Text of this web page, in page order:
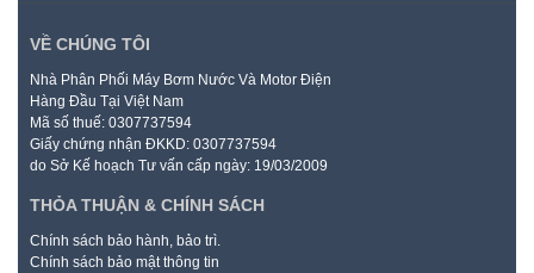
VỀ CHÚNG TÔI
Nhà Phân Phối Máy Bơm Nước Và Motor Điện
Hàng Đầu Tại Việt Nam
Mã số thuế: 0307737594
Giấy chứng nhận ĐKKD: 0307737594
do Sở Kế hoạch Tư vấn cấp ngày: 19/03/2009
THỎA THUẬN & CHÍNH SÁCH
Chính sách bảo hành, bảo trì.
Chính sách bảo mật thông tin